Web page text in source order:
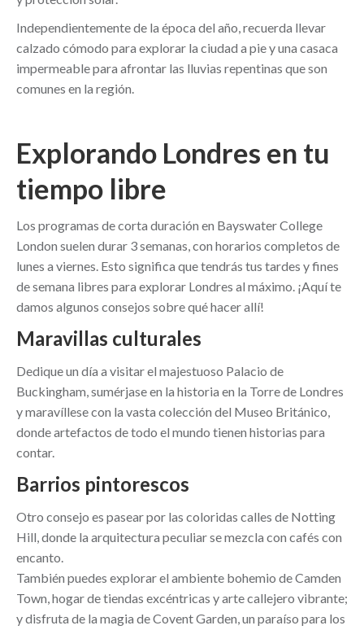
Independientemente de la época del año, recuerda llevar
calzado cómodo para explorar la ciudad a pie y una casaca
impermeable para afrontar las lluvias repentinas que son
comunes en la región.
Explorando Londres en tu
tiempo libre
Los programas de corta duración en Bayswater College
London suelen durar 3 semanas, con horarios completos de
lunes a viernes. Esto significa que tendrás tus tardes y fines
de semana libres para explorar Londres al máximo. ¡Aquí te
damos algunos consejos sobre qué hacer allí!
Maravillas culturales
Dedique un día a visitar el majestuoso Palacio de
Buckingham, sumérjase en la historia en la Torre de Londres
y maravíllese con la vasta colección del Museo Británico,
donde artefactos de todo el mundo tienen historias para
contar.
Barrios pintorescos
Otro consejo es pasear por las coloridas calles de Notting
Hill, donde la arquitectura peculiar se mezcla con cafés con
encanto.
También puedes explorar el ambiente bohemio de Camden
Town, hogar de tiendas excéntricas y arte callejero vibrante;
y disfruta de la magia de Covent Garden, un paraíso para los